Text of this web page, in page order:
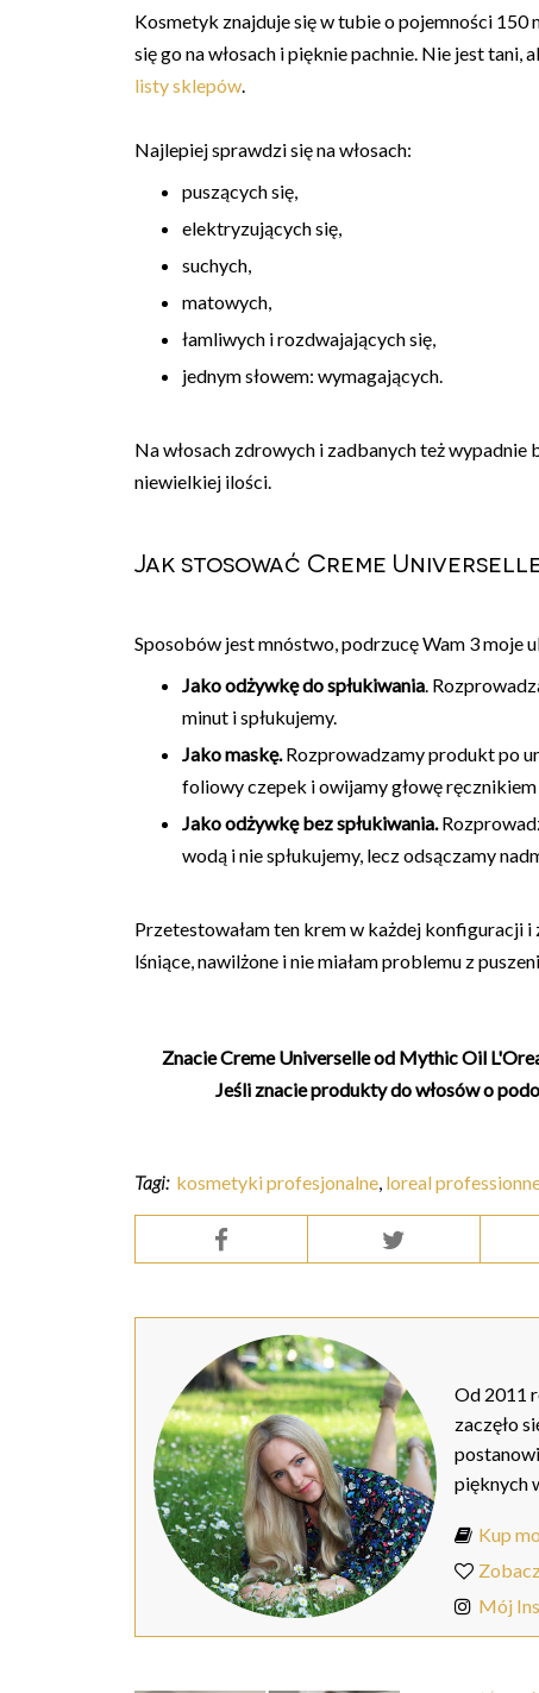
Kosmetyk znajduje się w tubie o pojemności
się go na włosach i pięknie pachnie. Nie jest tani,
listy sklepów.
Najlepiej sprawdzi się na włosach:
puszących się,
elektryzujących się,
suchych,
matowych,
łamliwych i rozdwajających się,
jednym słowem: wymagających.
Na włosach zdrowych i zadbanych też
niewielkiej ilości.
Jak stosować Creme
Sposobów jest mnóstwo, podrzucę Wam 3 moje
Jako odżywkę do spłukiwania.
minut i spłukujemy.
Jako maskę.Rozprowadzamy produkt po
foliowy czepek i owijamy głowę
Jako odżywkę bez spłukiwania.
wodą i nie spłukujemy, lecz odsączamy
Przetestowałam ten krem w każdej konfiguracji i
lśniące, nawilżone i nie miałam problemu z
Znacie Creme Universelle od Mythic Oil
Jeśli znacie produkty do włosów o
Tagi: kosmetyki profesjonalne, loreal
Od 2011
zaczęło
pięknych
Kup
Mój